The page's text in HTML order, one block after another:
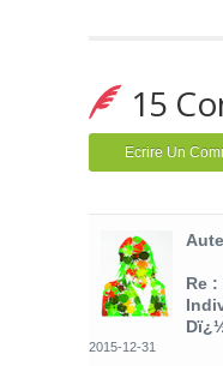
15
Ecrire Un
Re
2015-12-31